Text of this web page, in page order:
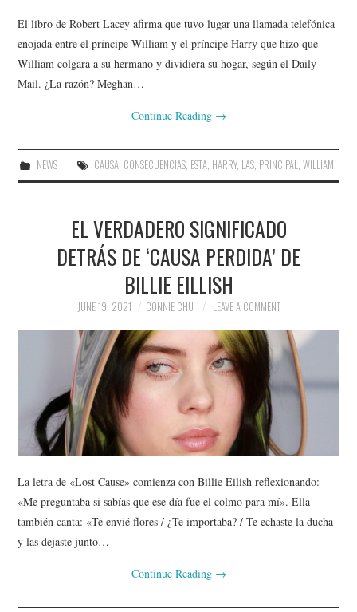
El libro de Robert Lacey afirma que tuvo lugar una llamada telefónica
enojada entre el príncipe William y el príncipe Harry que hizo que
William colgara a su hermano y dividiera su hogar, según el Daily
Mail. ¿La razón? Meghan…
Continue Reading →
NEWS CAUSA, CONSECUENCIAS, ESTA, HARRY, LAS, PRINCIPAL, WILLIAM
EL VERDADERO SIGNIFICADO
DETRÁS DE ‘CAUSA PERDIDA’ DE
BILLIE EILLISH
JUNE 19, 2021 CONNIE CHU LEAVE A COMMENT
La letra de «Lost Cause» comienza con Billie Eilish reflexionando:
«Me preguntaba si sabías que ese día fue el colmo para mí». Ella
también canta: «Te envié flores / ¿Te importaba? / Te echaste la ducha
y las dejaste junto…
Continue Reading →